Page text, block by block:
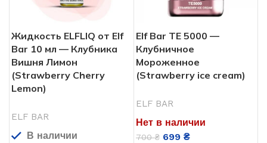
АКУМУЛЯТОР
ОБЬЕМ 20 мл
ТИП POD СИСТЕМЫ Одноразовая
USB ЗАРЯДКА
НИКОТИНА 5%
ЗАТЯЖЕК
АКУМУЛЯТОР
850
ОБЬЕМ 20 мл
Жидкость ELFLIQ от Elf
Bar 10 мл — Клубника
Вишня Лимон
(Strawberry Cherry
Lemon)
ELF BAR
В наличии
Elf Bar TE 5000 —
Клубничное
Мороженное
(Strawberry ice cream)
ELF BAR
Нет в наличии
700₴ 699 ₴